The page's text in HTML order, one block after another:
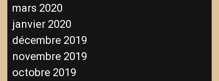
mars 2020
janvier 2020
décembre 2019
novembre 2019
octobre 2019